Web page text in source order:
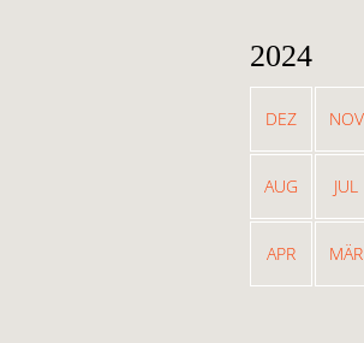
2024
DEZ NOV
AUG JUL
APR MÄR